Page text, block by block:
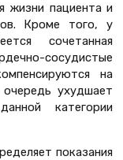
жизни пациента и
Кроме того, у
сочетанная
сосудистые
на
ухудшает
категории
показания